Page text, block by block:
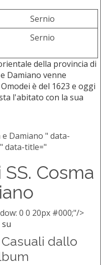
Sernio
Sernio
della provincia di
Damiano venne
è del 1623 e oggi
l'abitato con la sua
e Damiano " data-
data-title="
Cosma
0 0 20px #000;"/>
dallo